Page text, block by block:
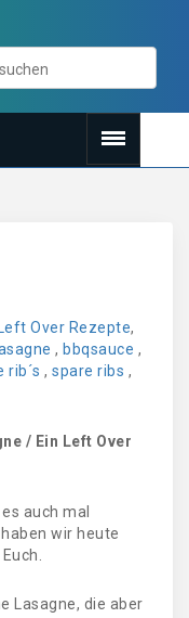
Left Over Rezepte,
, bbqsauce ,
rib´s , spare ribs ,
/ Ein Left Over
auch mal
wir heute
Lasagne, die aber